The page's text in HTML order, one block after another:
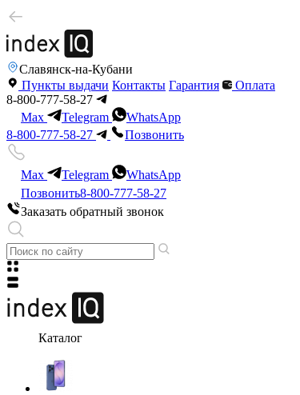
Славянск-на-Кубани
Пункты выдачи Контакты Гарантия
Оплата
8-800-777-58-27
Max
Telegram
WhatsApp
8-800-777-58-27
Позвонить
Max Telegram
WhatsApp
Позвонить8-800-777-58-27
Заказать обратный звонок
Каталог